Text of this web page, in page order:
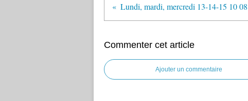
Lundi, mardi, mercredi 13-14-15 10 08
Commenter cet article
Ajouter un commentaire